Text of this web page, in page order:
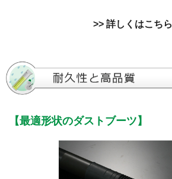
>> 詳しくはこちら
【最適形状のダストブーツ】